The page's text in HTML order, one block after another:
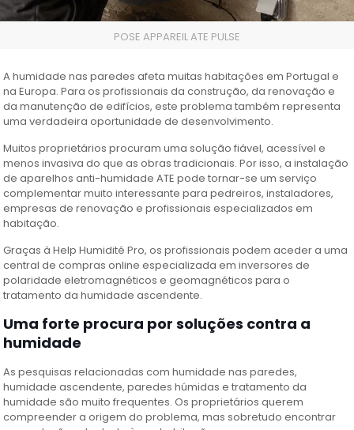
POSE APPAREIL ATE PULSE
A humidade nas paredes afeta muitas habitações em Portugal e
na Europa. Para os profissionais da construção, da renovação e
da manutenção de edifícios, este problema também representa
uma verdadeira oportunidade de desenvolvimento.
Muitos proprietários procuram uma solução fiável, acessível e
menos invasiva do que as obras tradicionais. Por isso, a instalação
de aparelhos anti-humidade ATE pode tornar-se um serviço
complementar muito interessante para pedreiros, instaladores,
empresas de renovação e profissionais especializados em
habitação.
Graças à Help Humidité Pro, os profissionais podem aceder a uma
central de compras online especializada em inversores de
polaridade eletromagnéticos e geomagnéticos para o
tratamento da humidade ascendente.
Uma forte procura por soluções contra a
humidade
As pesquisas relacionadas com humidade nas paredes,
humidade ascendente, paredes húmidas e tratamento da
humidade são muito frequentes. Os proprietários querem
compreender a origem do problema, mas sobretudo encontrar